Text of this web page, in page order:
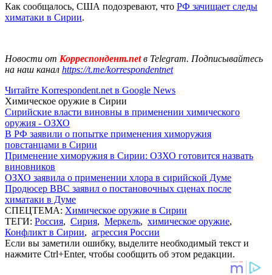
Как сообщалось, США подозревают, что РФ зачищает следы
химатаки в Сирии.
Новости от Корреспондент.netв Telegram. Подписывайтесь
на наш канал https://t.me/korrespondentnet
Читайте Korrespondent.net в Google News
Химическое оружие в Сирии
Сирийские власти виновны в применении химического
оружия - ОЗХО
В РФ заявили о попытке применения химоружия
повстанцами в Сирии
Применение химоружия в Сирии: ОЗХО готовится назвать
виновников
ОЗХО заявила о применении хлора в сирийской Думе
Продюсер BBC заявил о постановочных сценах после
химатаки в Думе
СПЕЦТЕМА: Химическое оружие в Сирии
ТЕГИ: Россия, Сирия, Меркель, химическое оружие,
Конфликт в Сирии, агрессия России
Если вы заметили ошибку, выделите необходимый текст и
нажмите Ctrl+Enter, чтобы сообщить об этом редакции.